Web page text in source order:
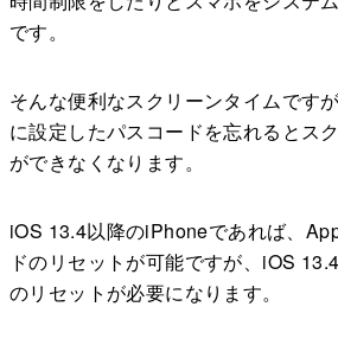
です。
そんな便利なスクリーンタイムです
に設定したパスコードを忘れるとス
ができなくなります。
iOS 13.4以降のiPhoneであれば、
ドのリセットが可能ですが、iOS
のリセットが必要になります。